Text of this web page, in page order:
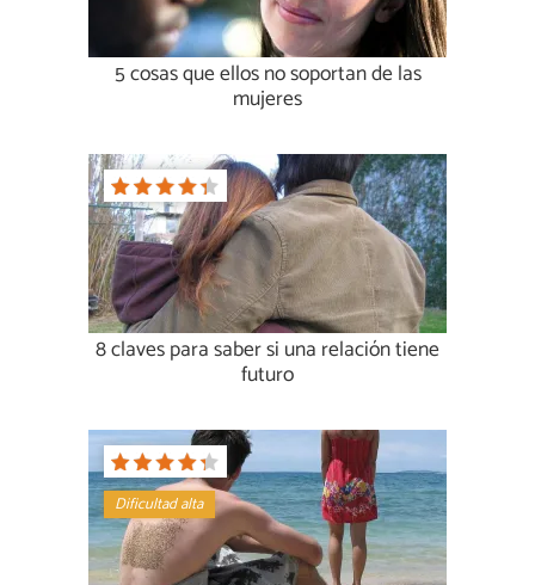
5 cosas que ellos no soportan de las
mujeres
8 claves para saber si una relación tiene
futuro
Dificultad alta